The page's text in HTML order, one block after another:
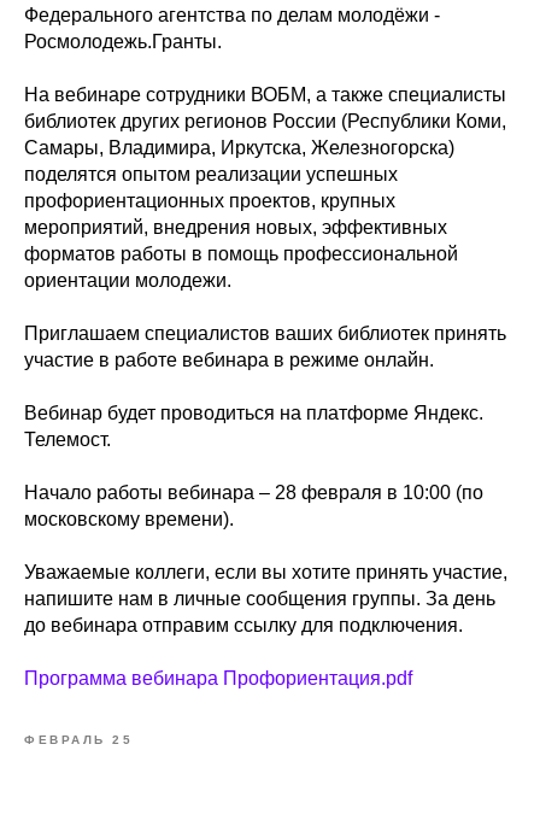
Федерального агентства по делам молодёжи -
Росмолодежь.Гранты.
На вебинаре сотрудники ВОБМ, а также специалисты
библиотек других регионов России (Республики Коми,
Самары, Владимира, Иркутска, Железногорска)
поделятся опытом реализации успешных
профориентационных проектов, крупных
мероприятий, внедрения новых, эффективных
форматов работы в помощь профессиональной
ориентации молодежи.
Приглашаем специалистов ваших библиотек принять
участие в работе вебинара в режиме онлайн.
Вебинар будет проводиться на платформе Яндекс.
Телемост.
Начало работы вебинара – 28 февраля в 10:00 (по
московскому времени).
Уважаемые коллеги, если вы хотите принять участие,
напишите нам в личные сообщения группы. За день
до вебинара отправим ссылку для подключения.
Программа вебинара Профориентация.pdf
ФЕВРАЛЬ 25